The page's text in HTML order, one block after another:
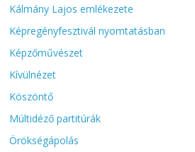
Kálmány Lajos emlékezete
Képregényfesztivál nyomtatásban
Képzőművészet
Kívülnézet
Köszöntő
Múltidéző partitúrák
Örökségápolás